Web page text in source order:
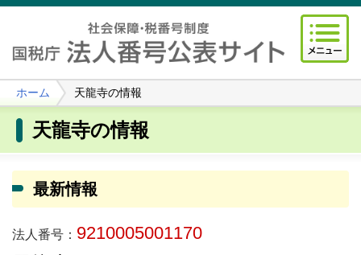
ホーム 天龍寺の情報
天龍寺の情報
最新情報
法人番号： 9210005001170